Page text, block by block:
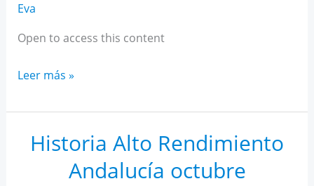
Eva
Open to access this content
Historia
Rendimiento
Andalucía
noviembre
Leer más »
Historia Alto Rendimiento
Andalucía octubre